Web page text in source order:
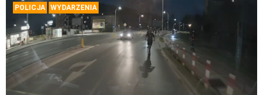
POLICJA WYDARZENIA